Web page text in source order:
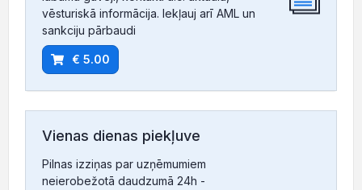
vēsturiskā informācija. Iekļauj arī AML un
sankciju pārbaudi
€ 5.00
Vienas dienas piekļuve
Pilnas izziņas par uzņēmumiem
neierobežotā daudzumā 24h -